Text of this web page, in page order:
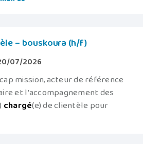
– bouskoura (h/f)
07/2026
mission, acteur de référence
et l'accompagnement des
chargé(e) de clientèle pour